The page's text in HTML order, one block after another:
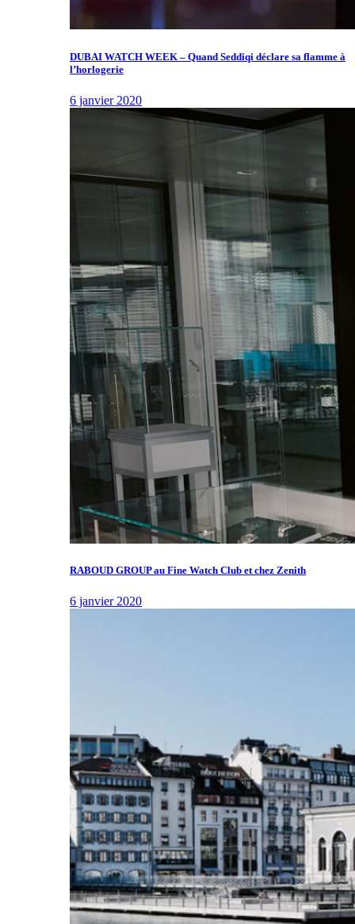
DUBAI WATCH WEEK – Quand Seddiqi déclare sa flamme à
l’horlogerie
6 janvier 2020
RABOUD GROUP au Fine Watch Club et chez Zenith
6 janvier 2020